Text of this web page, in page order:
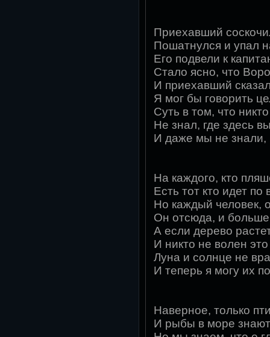
Приехавший
Пошатнулся и упал
Его подвели к
Стало ясно, что
И приехавший
Я мог бы говорить
Суть в том, что
Не знал, где здесь
И даже мы не знали,
На каждого, кто
Есть тот кто идет по
Но каждый человек,
Он отсюда, и больше
А если дерево
И никто не волен
Луна и солнце не
И теперь я могу их
Наверное, только
И рыбы в море знают